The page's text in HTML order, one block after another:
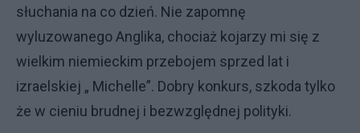
słuchania na co dzień. Nie zapomnę
wyluzowanego Anglika, chociaż kojarzy mi się z
wielkim niemieckim przebojem sprzed lat i
izraelskiej „ Michelle”. Dobry konkurs, szkoda tylko
że w cieniu brudnej i bezwzględnej polityki.